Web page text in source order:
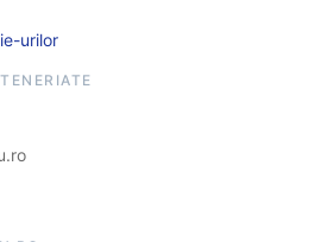
urilor